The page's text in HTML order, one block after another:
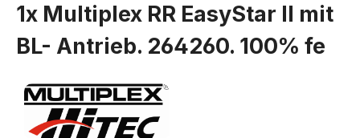
1x Multiplex RR EasyStar II mit
BL- Antrieb. 264260. 100% fe